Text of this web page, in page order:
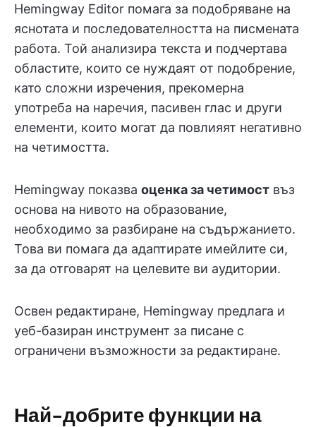
Hemingway Editor помага за подобряване на
яснотата и последователността на писмената
работа. Той анализира текста и подчертава
областите, които се нуждаят от подобрение,
като сложни изречения, прекомерна
употреба на наречия, пасивен глас и други
елементи, които могат да повлияят негативно
на четимостта.
Hemingway показва оценка за четимост въз
основа на нивото на образование,
необходимо за разбиране на съдържанието.
Това ви помага да адаптирате имейлите си,
за да отговарят на целевите ви аудитории.
Освен редактиране, Hemingway предлага и
уеб-базиран инструмент за писане с
ограничени възможности за редактиране.
Най-добрите функции на